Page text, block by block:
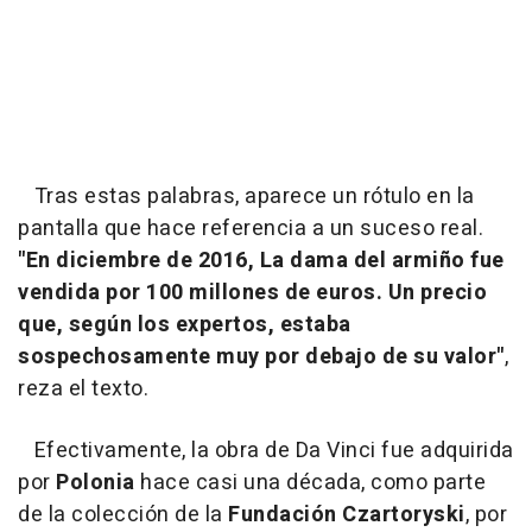
Tras estas palabras, aparece un rótulo en la
pantalla que hace referencia a un suceso real.
"En diciembre de 2016, La dama del armiño fue
vendida por 100 millones de euros. Un precio
que, según los expertos, estaba
sospechosamente muy por debajo de su valor",
reza el texto.
Efectivamente, la obra de Da Vinci fue adquirida
por Polonia hace casi una década, como parte
de la colección de la Fundación Czartoryski, por